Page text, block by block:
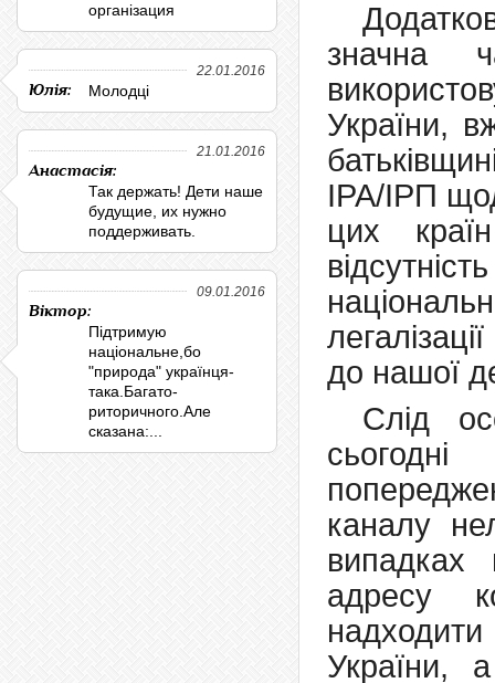
значна
України,
ІРА/ІРП
цих
до нашої
Слід
каналу
випадках
адресу
України,
організация
22.01.2016
Юлія: Молодці
21.01.2016
Анастасія:
Так держать! Дети наше
будущие, их нужно
поддерживать.
09.01.2016
Віктор:
Підтримую
національне,бо
"природа" українця-
така.Багато-
риторичного.Але
сказана:...